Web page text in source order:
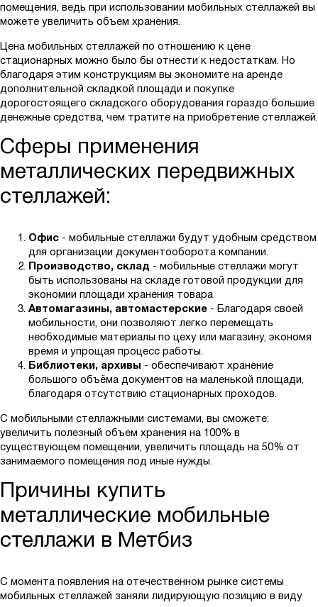
помещения, ведь при использовании мобильных стеллажей вы
можете увеличить объем хранения.
Цена мобильных стеллажей по отношению к цене
стационарных можно было бы отнести к недостаткам. Но
благодаря этим конструкциям вы экономите на аренде
дополнительной складкой площади и покупке
дорогостоящего складского оборудования гораздо большие
денежные средства, чем тратите на приобретение стеллажей.
Сферы применения
металлических передвижных
стеллажей:
Офис - мобильные стеллажи будут удобным средством
для организации документооборота компании.
Производство, склад - мобильные стеллажи могут
быть использованы на складе готовой продукции для
экономии площади хранения товара
Автомагазины, автомастерские - Благодаря своей
мобильности, они позволяют легко перемещать
необходимые материалы по цеху или магазину, экономя
время и упрощая процесс работы.
Библиотеки, архивы - обеспечивают хранение
большого объёма документов на маленькой площади,
благодаря отсутствию стационарных проходов.
С мобильными стеллажными системами, вы сможете:
увеличить полезный объем хранения на 100% в
существующем помещении, увеличить площадь на 50% от
занимаемого помещения под иные нужды.
Причины купить
металлические мобильные
стеллажи в Метбиз
С момента появления на отечественном рынке системы
мобильных стеллажей заняли лидирующую позицию в виду